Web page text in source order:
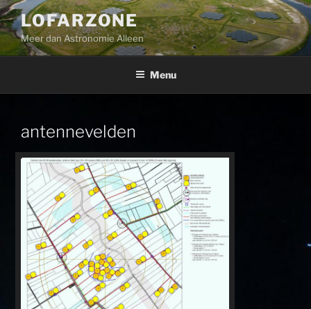
Ga
naar
de
inhoud
LOFARZONE
Meer dan Astronomie Alleen
Menu
antennevelden